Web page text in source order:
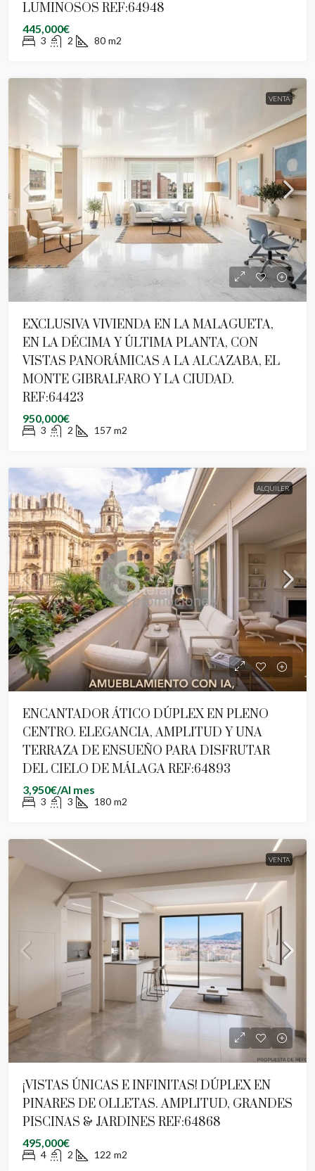
LUMINOSOS REF:64948
445,000€
3 2 80 m2
VENTA
EXCLUSIVA VIVIENDA EN LA MALAGUETA,
EN LA DÉCIMA Y ÚLTIMA PLANTA, CON
VISTAS PANORÁMICAS A LA ALCAZABA, EL
MONTE GIBRALFARO Y LA CIUDAD.
REF:64423
950,000€
3 2 157 m2
ALQUILER
ENCANTADOR ÁTICO DÚPLEX EN PLENO
CENTRO. ELEGANCIA, AMPLITUD Y UNA
TERRAZA DE ENSUEÑO PARA DISFRUTAR
DEL CIELO DE MÁLAGA REF:64893
3,950€/Al mes
3 3 180 m2
VENTA
¡VISTAS ÚNICAS E INFINITAS! DÚPLEX EN
PINARES DE OLLETAS. AMPLITUD, GRANDES
PISCINAS & JARDINES REF:64868
495,000€
4 2 122 m2